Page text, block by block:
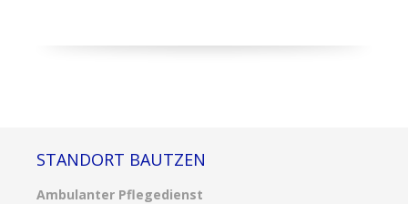
STANDORT BAUTZEN
Ambulanter Pflegedienst